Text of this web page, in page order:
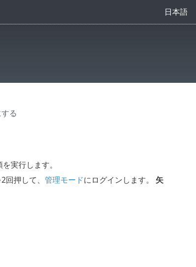
日本語
る
実行します。
回押して、 管理モードにログインします。 矢